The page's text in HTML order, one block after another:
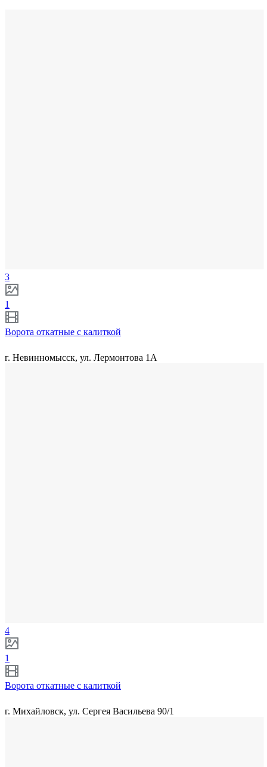
3
1
Ворота откатные с калиткой
г. Невинномысск, ул. Лермонтова 1А
4
1
Ворота откатные с калиткой
г. Михайловск, ул. Сергея Васильева 90/1